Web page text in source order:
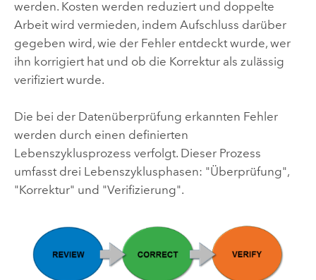
werden. Kosten werden reduziert und doppelte
Arbeit wird vermieden, indem Aufschluss darüber
gegeben wird, wie der Fehler entdeckt wurde, wer
ihn korrigiert hat und ob die Korrektur als zulässig
verifiziert wurde.
Die bei der Datenüberprüfung erkannten Fehler
werden durch einen definierten
Lebenszyklusprozess verfolgt. Dieser Prozess
umfasst drei Lebenszyklusphasen: "Überprüfung",
"Korrektur" und "Verifizierung".